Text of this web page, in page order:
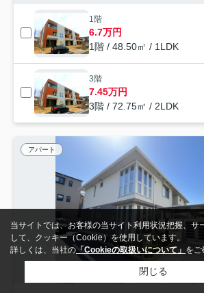
1階
6.7万円
1階 / 48.50㎡ / 1LDK
3階
7.45万円
3階 / 72.75㎡ / 2LDK
アパート
当サイトでは、お客様の当サイト利用状況把握、サ
して、クッキー（Cookie）を使用しています。
詳しくは、当社の「Cookieの取扱いについて」 をご
閉じる